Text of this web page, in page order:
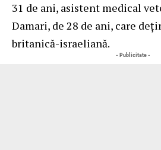
31 de ani, asistent medical
Damari, de 28 de ani, care
britanică-israeliană.
- Publicitate -